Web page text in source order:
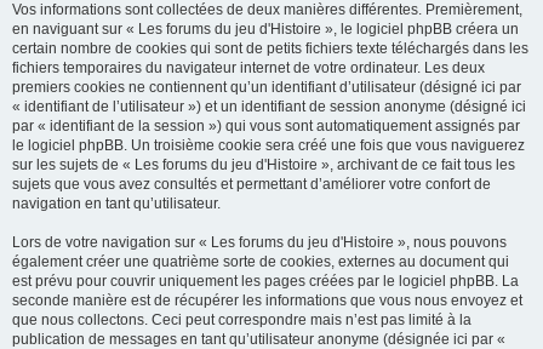
Vos informations sont collectées de deux manières différentes. Premièrement,
en naviguant sur « Les forums du jeu d'Histoire », le logiciel phpBB créera un
certain nombre de cookies qui sont de petits fichiers texte téléchargés dans les
fichiers temporaires du navigateur internet de votre ordinateur. Les deux
premiers cookies ne contiennent qu’un identifiant d’utilisateur (désigné ici par
« identifiant de l’utilisateur ») et un identifiant de session anonyme (désigné ici
par « identifiant de la session ») qui vous sont automatiquement assignés par
le logiciel phpBB. Un troisième cookie sera créé une fois que vous naviguerez
sur les sujets de « Les forums du jeu d'Histoire », archivant de ce fait tous les
sujets que vous avez consultés et permettant d’améliorer votre confort de
navigation en tant qu’utilisateur.
Lors de votre navigation sur « Les forums du jeu d'Histoire », nous pouvons
également créer une quatrième sorte de cookies, externes au document qui
est prévu pour couvrir uniquement les pages créées par le logiciel phpBB. La
seconde manière est de récupérer les informations que vous nous envoyez et
que nous collectons. Ceci peut correspondre mais n’est pas limité à la
publication de messages en tant qu’utilisateur anonyme (désignée ici par «